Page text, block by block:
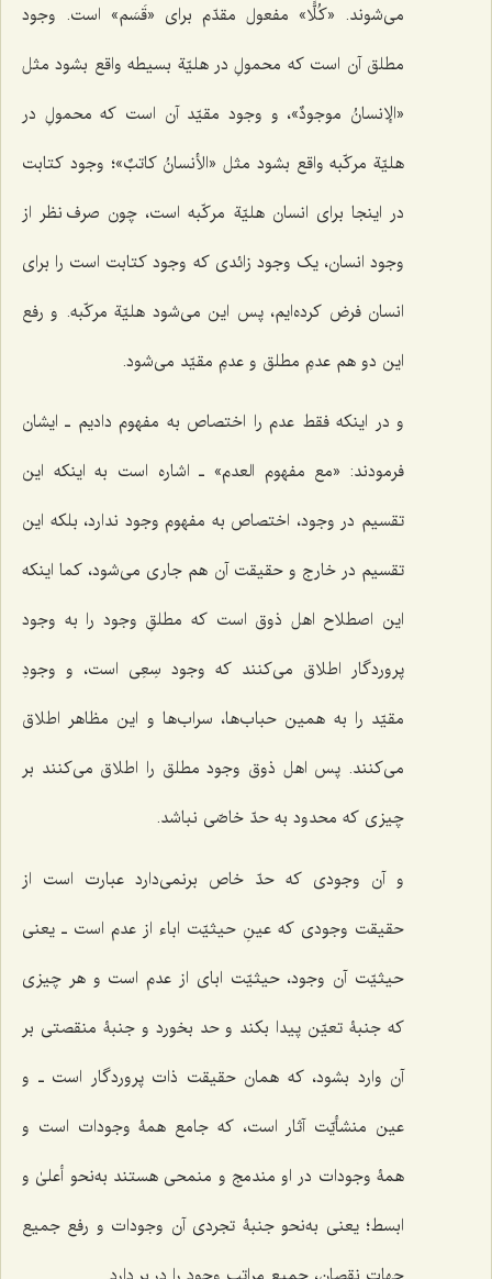
می‌شوند. «کُلًّا» مفعول مقدّم برای «قَسَم» است. وجود
مطلق آن است که محمولِ در هلیّة بسیطه واقع بشود مثل
«الإنسانُ موجودٌ»، و وجود مقیّد آن است که محمولِ در
هلیّة مرکّبه واقع بشود مثل «الأنسانُ کاتبٌ»؛ وجود کتابت
در اینجا برای انسان هلیّة مرکّبه است، چون صرف نظر از
وجود انسان، یک وجود زائدی که وجود کتابت است را برای
انسان فرض کرده‌ایم، پس این می‌شود هلیّة مرکّبه. و رفع
این دو هم عدمِ مطلق و عدمِ مقیّد می‌شود.
و در اینکه فقط عدم را اختصاص به مفهوم دادیم ـ ایشان
فرمودند: «مع مفهوم العدم» ـ اشاره است به اینکه این
تقسیم در وجود، اختصاص به مفهوم وجود ندارد، بلکه این
تقسیم در خارج و حقیقت آن هم جاری می‌شود، کما اینکه
این اصطلاح اهل ذوق است که مطلقِ وجود را به وجود
پروردگار اطلاق می‌کنند که وجود سِعِی است، و وجودِ
مقیّد را به همین حباب‌ها، سراب‌ها و این مظاهر اطلاق
می‌کنند. پس اهل ذوق وجود مطلق را اطلاق می‌کنند بر
چیزی که محدود به حدّ خاصّی نباشد.
و آن وجودی که حدّ خاص برنمی‌دارد عبارت است از
حقیقت وجودی که عینِ حیثیّت اباء از عدم است ـ یعنی
حیثیّت آن وجود، حیثیّت ابای از عدم است و هر چیزی
که جنبۀ تعیّن پیدا بکند و حد بخورد و جنبۀ منقصتی بر
آن وارد بشود، که همان حقیقت ذات پروردگار است ـ و
عین منشأیّت آثار است، که جامع همۀ وجودات است و
همۀ وجودات در او مندمج و منمحی هستند به‌نحو أعلیٰ و
ابسط؛ یعنی به‌نحو جنبۀ تجردی آن وجودات و رفع جمیع